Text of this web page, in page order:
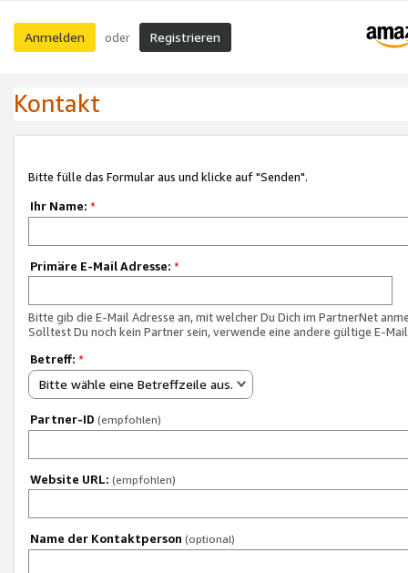
Anmelden oder Registrieren
Kontakt
Bitte fülle das Formular aus und klicke auf "Senden".
Ihr Name: *
Primäre E-Mail Adresse: *
Bitte gib die E-Mail Adresse an, mit welcher Du Dich im PartnerNet
Solltest Du noch kein Partner sein, verwende eine andere gültige E-
Betreff: *
Bitte wähle eine Betreffzeile aus.
Partner-ID (empfohlen)
Website URL: (empfohlen)
Name der Kontaktperson (optional)